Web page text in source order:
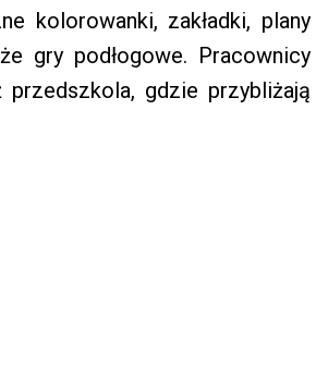
kolorowanki, zakładki, plany
gry podłogowe. Pracownicy
przedszkola, gdzie przybliżają